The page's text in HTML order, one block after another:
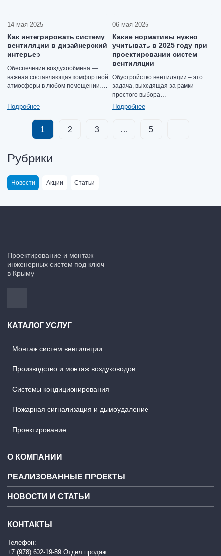
14 мая 2025
Как интегрировать систему
вентиляции в дизайнерский
интерьер
Обеспечение воздухообмена —
важная составляющая комфортной
атмосферы в любом помещении….
Подробнее
06 мая 2025
Какие нормативы нужно
учитывать в 2025 году при
проектировании систем
вентиляции
Обустройство вентиляции – это
задача, выходящая за рамки
простого выбора…
Подробнее
1 2 3 … 5
Рубрики
Новости Акции Статьи
Проектирование и монтаж
инженерных систем под ключ
в Крыму
КАТАЛОГ УСЛУГ
Монтаж систем вентиляции
Производство и монтаж воздуховодов
Системы кондиционирования
Пожарная сигнализация и дымоудаление
Проектирование
О КОМПАНИИ
РЕАЛИЗОВАННЫЕ ПРОЕКТЫ
НОВОСТИ И СТАТЬИ
КОНТАКТЫ
Телефон:
+7 (978) 602-19-89 Отдел продаж